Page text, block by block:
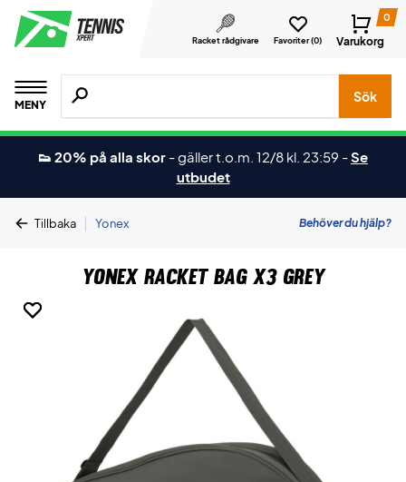
Racket rådgivare Favoriter (0)
0
Varukorg
MENY
Sök efter produkter, märken osv.
Sök
👟 20% på alla skor -gäller t.o.m. 12/8 kl. 23:59 -Se
utbudet
Tillbaka | Yonex Behöver du hjälp?
Yonex Racket Bag X3 Grey